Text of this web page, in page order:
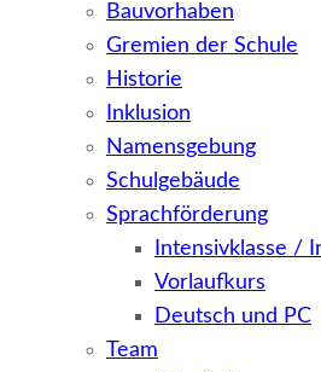
Bauvorhaben
Gremien der Schule
Historie
Inklusion
Namensgebung
Schulgebäude
Sprachförderung
Intensivklasse /
Vorlaufkurs
Deutsch und PC
Team